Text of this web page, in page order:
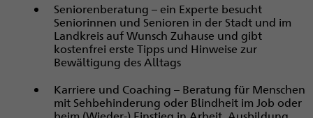
Seniorenberatung – ein Experte besucht
Seniorinnen und Senioren in der Stadt und im
Landkreis auf Wunsch Zuhause und gibt
kostenfrei erste Tipps und Hinweise zur
Bewältigung des Alltags
Karriere und Coaching – Beratung für Menschen
mit Sehbehinderung oder Blindheit im Job oder